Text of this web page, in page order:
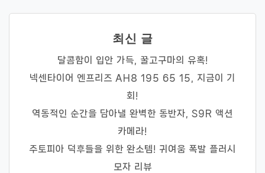
최신 글
달콤함이 입안 가득, 꿀고구마의 유혹!
넥센타이어 엔프리즈 AH8 195 65 15, 지금이 기
회!
역동적인 순간을 담아낼 완벽한 동반자, S9R 액션
카메라!
주토피아 덕후들을 위한 완소템! 귀여움 폭발 플러시
모자 리뷰